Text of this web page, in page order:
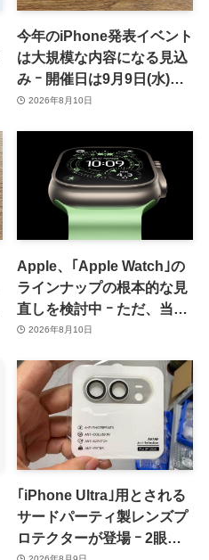
今年のiPhone発表イベント
は大規模な内容になる見込
み ｰ 開催日は9月9日(水)、
予約受付開始日は9月12日
2026年8月10日
Apple、｢Apple Watch｣の
ラインナップの根本的な見
直しを検討中 ｰ ただ、当面
は控えめなアップグレード
2026年8月10日
｢iPhone Ultra｣用とされる
サードパーティ製レンズプ
ロテクターが登場 ｰ 2眼カ